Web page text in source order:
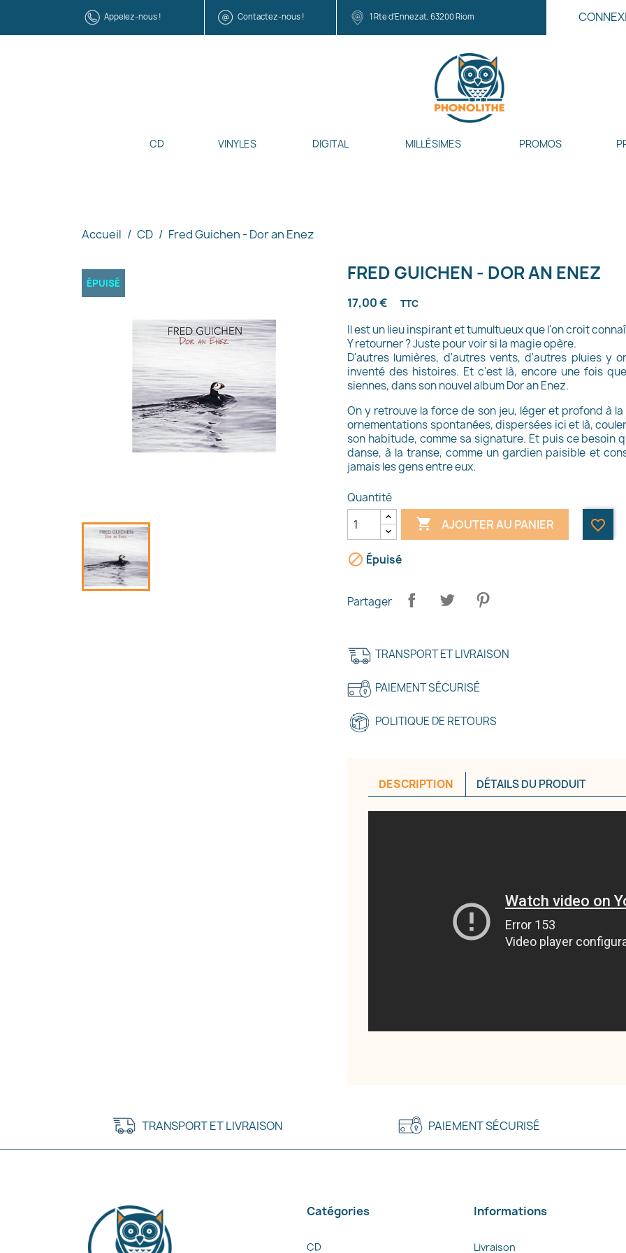
Appelez-nous ! Contactez-nous ! 1 Rte d'Ennezat, 63200 Riom
CD VINYLES DIGITAL MILLÉSIMES PROMOS
Accueil CD Fred Guichen - Dor an Enez
ÉPUISÉ FRED GUICHEN - DOR AN ENEZ
17,00 € TTC
Il est un lieu inspirant et tumultueux que l'on croit
Y retourner ? Juste pour voir si la magie opère.
D'autres lumières, d'autres vents, d'autres pluies y
inventé des histoires. Et c'est là, encore une fois
siennes, dans son nouvel album Dor an Enez.
On y retrouve la force de son jeu, léger et profond à
ornementations spontanées, dispersées ici et là,
son habitude, comme sa signature. Et puis ce besoin
danse, à la transe, comme un gardien paisible et
jamais les gens entre eux.
Quantité
 AJOUTER AU PANIER favorite_border
 Épuisé
Partager
TRANSPORT ET LIVRAISON
PAIEMENT SÉCURISÉ
POLITIQUE DE RETOURS
DESCRIPTION DÉTAILS DU PRODUIT
TRANSPORT ET LIVRAISON PAIEMENT SÉCURISÉ
Catégories
CD
Informations
Livraison